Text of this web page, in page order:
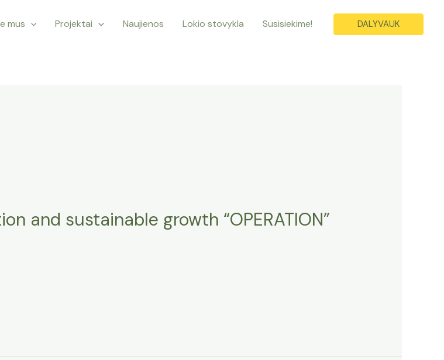
mus Projektai Naujienos Lokio stovykla Susisiekime! DALYVAUK
and sustainable growth “OPERATION”